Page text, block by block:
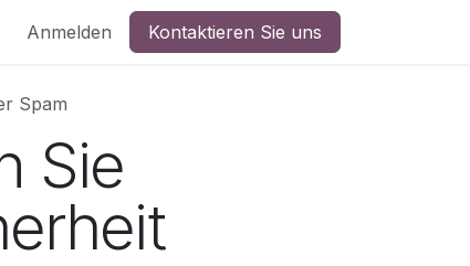
Anmelden Kontaktieren Sie uns
Spam
Sie